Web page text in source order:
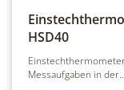
HSD40
Messaufgaben in